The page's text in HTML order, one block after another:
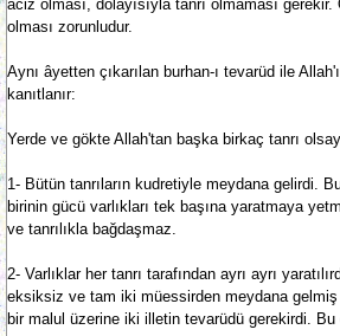
aciz olması, dolayısıyla tanrı olmaması
olması zorunludur.
Aynı âyetten çıkarılan burhan-ı tevarüd ile
kanıtlanır:
Yerde ve gökte Allah'tan başka birkaç tanrı
1- Bütün tanrıların kudretiyle meydana gelirdi.
birinin gücü varlıkları tek başına yaratmaya
ve tanrılıkla bağdaşmaz.
2- Varlıklar her tanrı tarafından ayrı ayrı
eksiksiz ve tam iki müessirden meydana
bir malul üzerine iki illetin tevarüdü gerekirdi. Bu